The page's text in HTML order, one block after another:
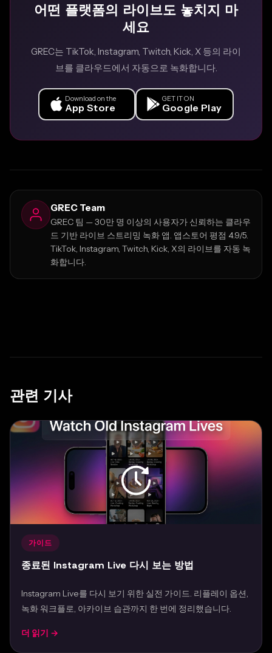
어떤 플랫폼의 라이브도 놓치지 마
세요
GREC는 TikTok, Instagram, Twitch, Kick, X 등의 라이
브를 클라우드에서 자동으로 녹화합니다.
Download on the
App Store
GET IT ON
Google Play
GREC Team
GREC 팀 — 30만 명 이상의 사용자가 신뢰하는 클라우
드 기반 라이브 스트리밍 녹화 앱. 앱스토어 평점 4.9/5.
TikTok, Instagram, Twitch, Kick, X의 라이브를 자동 녹
화합니다.
관련 기사
가이드
종료된 Instagram Live 다시 보는 방법
Instagram Live를 다시 보기 위한 실전 가이드. 리플레이 옵션,
녹화 워크플로, 아카이브 습관까지 한 번에 정리했습니다.
Mar 24, 2026
더 읽기 →